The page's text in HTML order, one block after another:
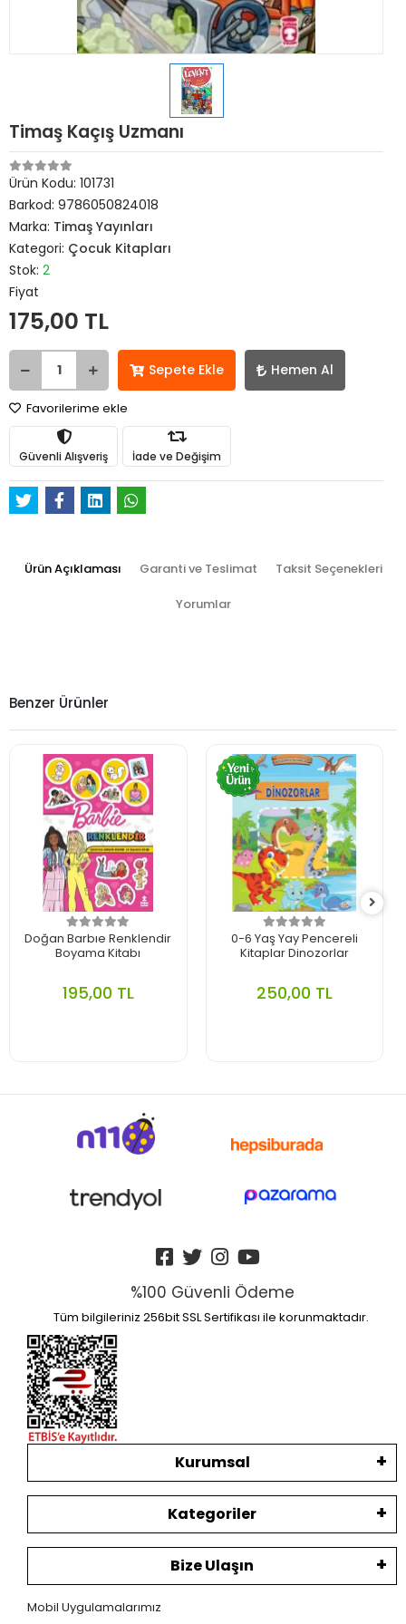
Timaş Kaçış Uzmanı
Ürün Kodu: 101731
Barkod: 9786050824018
Marka: Timaş Yayınları
Kategori: Çocuk Kitapları
Stok: 2
Fiyat
175,00 TL
Sepete Ekle Hemen Al
Favorilerime ekle
Güvenli Alışveriş İade ve Değişim
Ürün Açıklaması Garanti ve Teslimat Taksit Seçenekleri
Yorumlar
Benzer Ürünler
Doğan Barbıe Renklendir
Boyama Kitabı
195,00 TL
0-6 Yaş Yay Pencereli
Kitaplar Dinozorlar
250,00 TL
%100 Güvenli Ödeme
Tüm bilgileriniz 256bit SSL Sertifikası ile korunmaktadır.
Kurumsal
Kategoriler
Bize Ulaşın
Mobil Uygulamalarımız